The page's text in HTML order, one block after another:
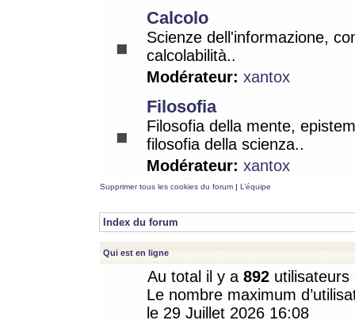
Calcolo
Scienze dell'informazione,
calcolabilità..
Modérateur: xantox
Filosofia
Filosofia della mente,
filosofia della scienza..
Modérateur: xantox
Supprimer tous les cookies du forum | L’équipe
Index du forum
Qui est en ligne
Au total il y a 892
Le nombre maximum
le 29 Juillet 2026 16:08